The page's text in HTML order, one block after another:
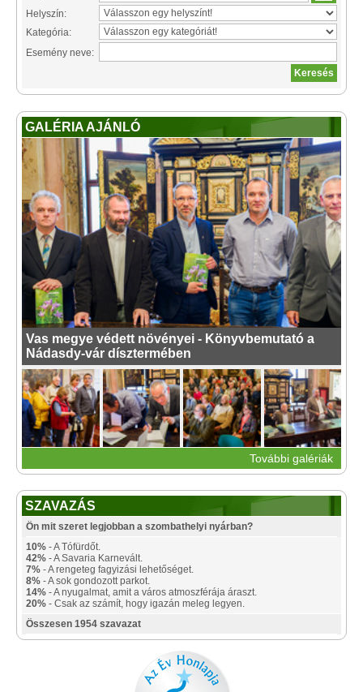
Helyszín:
Kategória:
Esemény neve:
GALÉRIA AJÁNLÓ
Vas megye védett növényei - Könyvbemutató a
Nádasdy-vár dísztermében
További galériák
SZAVAZÁS
Ön mit szeret legjobban a szombathelyi nyárban?
10% - A Tófürdőt.
42% - A Savaria Karnevált.
7% - A rengeteg fagyizási lehetőséget.
8% - A sok gondozott parkot.
14% - A nyugalmat, amit a város atmoszférája áraszt.
20% - Csak az számít, hogy igazán meleg legyen.
Összesen 1954 szavazat